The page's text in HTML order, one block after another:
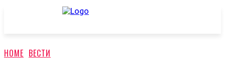
HOME ВЕСТИ